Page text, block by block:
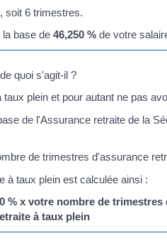
soit 6 trimestres.
la base de46,250 % de votre
quoi s'agit-il ?
plein et pour autant ne pas
de l'Assurance retraite de la
de trimestres d'assurance
à taux plein est calculée ainsi :
% x votre nombre de
à taux plein